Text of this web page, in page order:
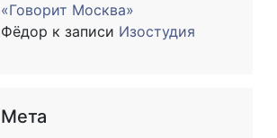
«Говорит Москва»
Фёдор к записи Изостудия
Мета